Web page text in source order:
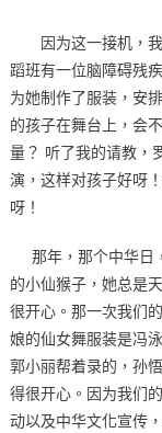
因为这一接机，我
蹈班有一位脑障碍残
为她制作了服装，安
的孩子在舞台上，会
量？ 听了我的请教，
演，这样对孩子好呀
呀！
那年，那个中华日
的小仙猴子，她总是
很开心。那一次我们
娘的仙女舞服装是冯
郭小丽帮着录的，孙
得很开心。因为我们
动以及中华文化宣传